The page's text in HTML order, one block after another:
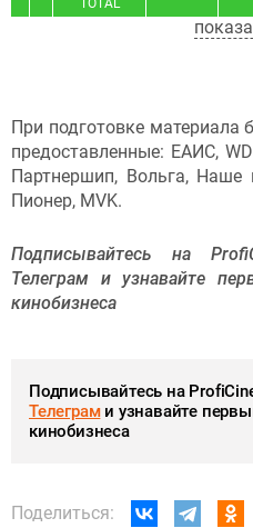
TOTAL
При подготовке
предоставленные: ЕАИС,
Партнершип, Вольга, Наше
Пионер, MVK.
Подписывайтесь на
Телеграм и узнавайте
кинобизнеса
Подписывайтесь на
Телеграми узнавайте
кинобизнеса
Поделиться: